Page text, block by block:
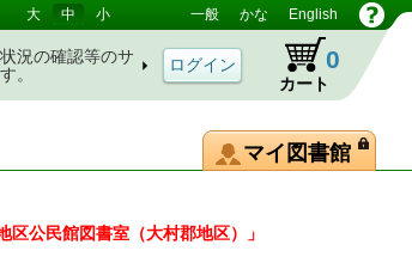
大 中 小 一般 かな English
況の確認等のサ
。
カート
0
マイ図書館
公民館図書室（大村郡地区）」